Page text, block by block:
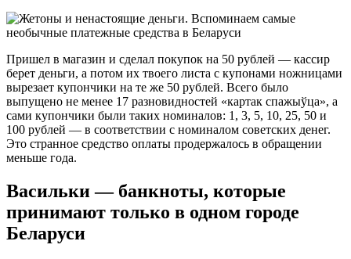
Пришел в магазин и сделал покупок на 50 рублей — кассир
берет деньги, а потом их твоего листа с купонами ножницами
вырезает купончики на те же 50 рублей. Всего было
выпущено не менее 17 разновидностей «картак спажыўца», а
сами купончики были таких номиналов: 1, 3, 5, 10, 25, 50 и
100 рублей — в соответствии с номиналом советских денег.
Это странное средство оплаты продержалось в обращении
меньше года.
Васильки — банкноты, которые
принимают только в одном городе
Беларуси